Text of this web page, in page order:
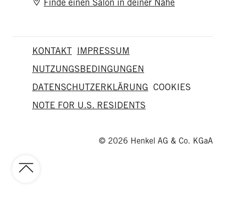
Finde einen Salon in deiner Nähe
KONTAKT IMPRESSUM
NUTZUNGSBEDINGUNGEN
DATENSCHUTZERKLÄRUNG COOKIES
NOTE FOR U.S. RESIDENTS
© 2026 Henkel AG & Co. KGaA